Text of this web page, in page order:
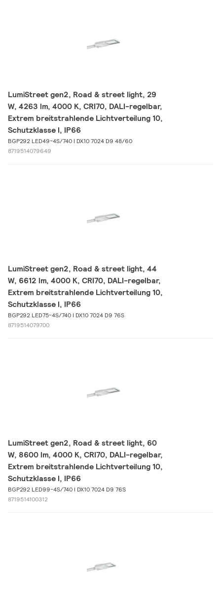
LumiStreet gen2, Road & street light, 29
W, 4263 lm, 4000 K, CRI70, DALI-regelbar,
Extrem breitstrahlende Lichtverteilung 10,
Schutzklasse I, IP66
BGP292 LED49-4S/740 I DX10 7024 D9 48/60
8719514079649
LumiStreet gen2, Road & street light, 44
W, 6612 lm, 4000 K, CRI70, DALI-regelbar,
Extrem breitstrahlende Lichtverteilung 10,
Schutzklasse I, IP66
BGP292 LED75-4S/740 I DX10 7024 D9 76S
8719514079700
LumiStreet gen2, Road & street light, 60
W, 8600 lm, 4000 K, CRI70, DALI-regelbar,
Extrem breitstrahlende Lichtverteilung 10,
Schutzklasse I, IP66
BGP292 LED99-4S/740 I DX10 7024 D9 76S
8719514100312